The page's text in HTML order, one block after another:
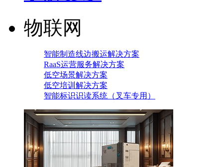
物联网
智能制造线边搬运解决方案
RaaS运营服务解决方案
低空场景解决方案
低空培训解决方案
智能标识识读系统（叉车专用）